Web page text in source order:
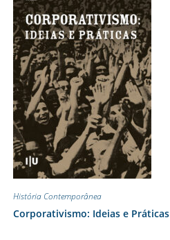
História Contemporânea
Corporativismo: Ideias e Práticas